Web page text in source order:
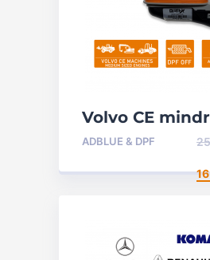
Volvo CE
Maskiner –
ADBLUE & DPF